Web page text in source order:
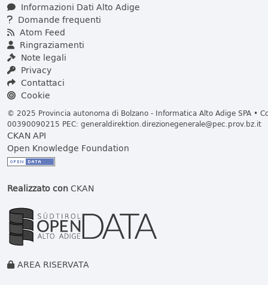
Informazioni Dati Alto Adige
Domande frequenti
Atom Feed
Ringraziamenti
Note legali
Privacy
Contattaci
Cookie
© 2025 Provincia autonoma di Bolzano - Informatica Alto Adige SPA •
00390090215 PEC: generaldirektion.direzionegenerale@pec.prov.bz.it
CKAN API
Open Knowledge Foundation
Realizzato conCKAN
AREA RISERVATA